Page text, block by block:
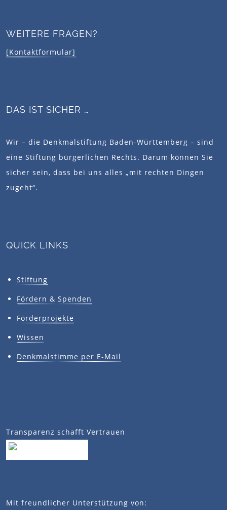
WEITERE FRAGEN?
[Kontaktformular]
DAS IST SICHER …
Wir – die Denkmalstiftung Baden-Württemberg – sind
eine Stiftung bürgerlichen Rechts. Darum können Sie
sicher sein, dass bei uns alles „mit rechten Dingen
zugeht“.
QUICK LINKS
Stiftung
Fördern & Spenden
Förderprojekte
Wissen
Denkmalstimme per E-Mail
Transparenz schafft Vertrauen
Mit freundlicher Unterstützung von: